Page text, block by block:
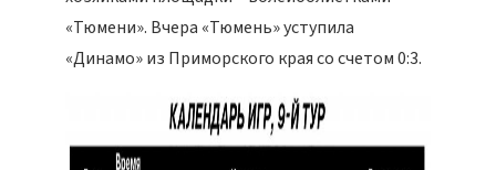
«Тюмени». Вчера «Тюмень» уступила
«Динамо» из Приморского края со счетом 0:3.